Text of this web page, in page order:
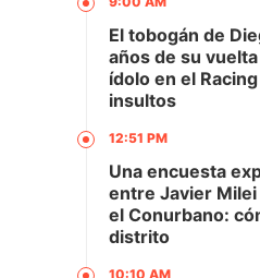
El tobogán de
años de su
ídolo en el
insultos
12:51 PM
Una encuesta
entre Javier
el Conurbano:
distrito
10:10 AM